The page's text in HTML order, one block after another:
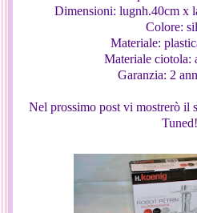
Dimensioni: lugnh.40cm x
Colore:
Materiale:
Materiale ciotola:
Garanzia: 2
Nel prossimo post vi mostrerò il
Tuned!